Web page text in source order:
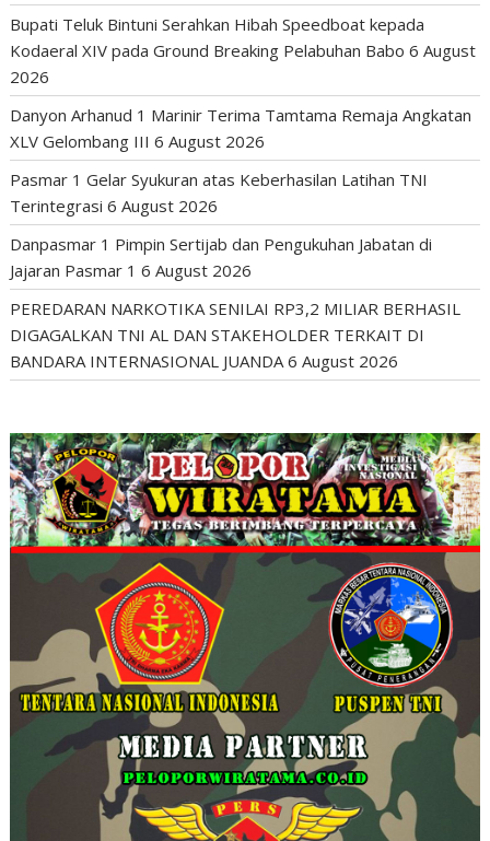
Bupati Teluk Bintuni Serahkan Hibah Speedboat kepada
Kodaeral XIV pada Ground Breaking Pelabuhan Babo 6 August
2026
Danyon Arhanud 1 Marinir Terima Tamtama Remaja Angkatan
XLV Gelombang III 6 August 2026
Pasmar 1 Gelar Syukuran atas Keberhasilan Latihan TNI
Terintegrasi 6 August 2026
Danpasmar 1 Pimpin Sertijab dan Pengukuhan Jabatan di
Jajaran Pasmar 1 6 August 2026
PEREDARAN NARKOTIKA SENILAI RP3,2 MILIAR BERHASIL
DIGAGALKAN TNI AL DAN STAKEHOLDER TERKAIT DI
BANDARA INTERNASIONAL JUANDA 6 August 2026